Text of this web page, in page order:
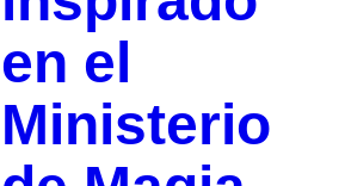
en el
Ministerio